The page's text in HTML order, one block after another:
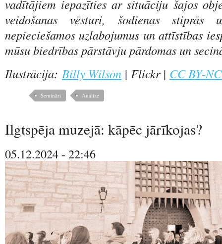
vadītājiem iepazīties ar situāciju šajos
veidošanas vēsturi, šodienas stiprās
nepieciešamos uzlabojumus un attīstības
mūsu biedrības pārstāvju pārdomas un
Ilustrācija: Billy Wilson | Flickr | CC BY-
Semināri Analīze
Ilgtspēja muzejā: kāpēc jārīkojas?
05.12.2024 - 22:46